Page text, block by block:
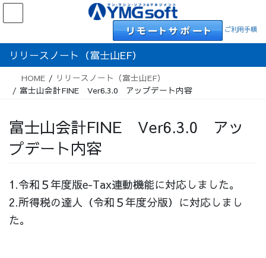
Skip
to
the
content
Skip
to
the
Navigation
ご利用手順
リリースノート（富士山EF）
HOME
リリースノート（富士山EF）
富士山会計FINE Ver6.3.0 アップデート内容
富士山会計FINE Ver6.3.0 アッ
プデート内容
1.令和５年度版e-Tax連動機能に対応しました。
2.所得税の達人（令和５年度分版）に対応しまし
た。